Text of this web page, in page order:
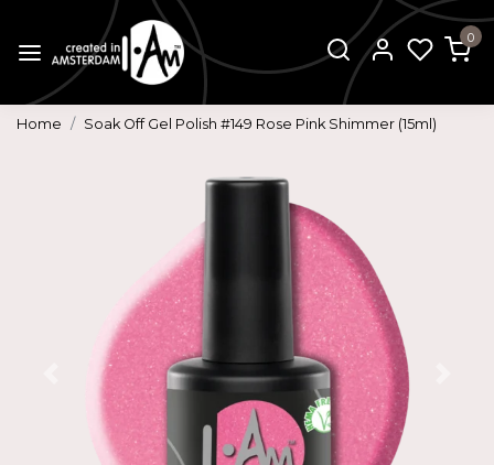
0
Home Soak Off Gel Polish #149 Rose Pink Shimmer (15ml)